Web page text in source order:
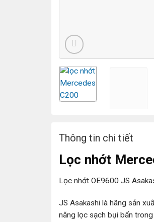
Thông tin chi tiết
Lọc nhớt
Lọc nhớt OE9600 JS
JS Asakashi là hãng sản
năng lọc sạch bụi bẩn